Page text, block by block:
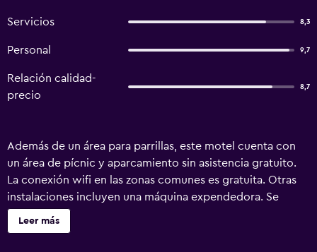
Servicios 8,3
Personal 9,7
Relación calidad-
precio
8,7
Además de un área para parrillas, este motel cuenta con
un área de pícnic y aparcamiento sin asistencia gratuito.
La conexión wifi en las zonas comunes es gratuita. Otras
instalaciones incluyen una máquina expendedora. Se
ofrece un servicio de limpieza a petición. Gables Motel
ofrece 18 alojamientos con aire acondicionado, cafetera y
Leer más